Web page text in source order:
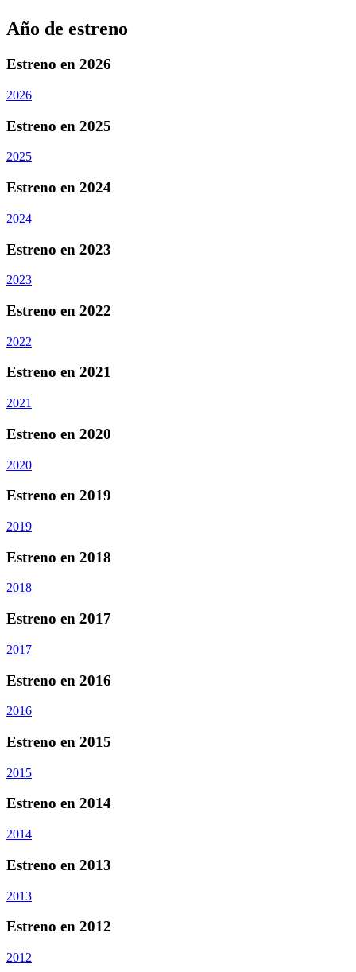
Año de estreno
Estreno en 2026
2026
Estreno en 2025
2025
Estreno en 2024
2024
Estreno en 2023
2023
Estreno en 2022
2022
Estreno en 2021
2021
Estreno en 2020
2020
Estreno en 2019
2019
Estreno en 2018
2018
Estreno en 2017
2017
Estreno en 2016
2016
Estreno en 2015
2015
Estreno en 2014
2014
Estreno en 2013
2013
Estreno en 2012
2012